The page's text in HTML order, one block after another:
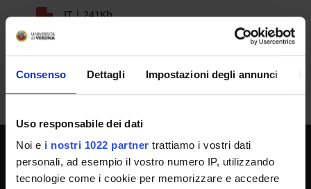
Consenso Dettagli Impostazioni degli annunci
Uso responsabile dei dati
Noi e i nostri 1022 partner trattiamo i vostri dati
personali, ad esempio il vostro numero IP, utilizzando
tecnologie come i cookie per memorizzare e accedere
IT | 241Kb
SPORTELLO ATENEO